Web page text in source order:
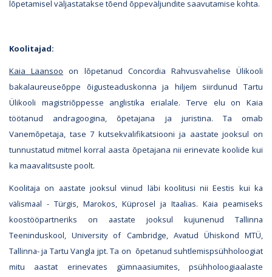
lõpetamisel väljastatakse tõend õppeväljundite saavutamise kohta.
Koolitajad:
Kaia Laansoo on lõpetanud Concordia Rahvusvahelise Ülikooli
bakalaureuseõppe õigusteaduskonna ja hiljem siirdunud Tartu
Ülikooli magistriõppesse anglistika erialale. Terve elu on Kaia
töötanud andragoogina, õpetajana ja juristina. Ta omab
Vanemõpetaja, tase 7 kutsekvalifikatsiooni ja aastate jooksul on
tunnustatud mitmel korral aasta õpetajana nii erinevate koolide kui
ka maavalitsuste poolt.
Koolitaja on aastate jooksul viinud läbi koolitusi nii Eestis kui ka
välismaal - Türgis, Marokos, Küprosel ja Itaalias. Kaia peamiseks
koostööpartneriks on aastate jooksul kujunenud Tallinna
Teeninduskool, University of Cambridge, Avatud Ühiskond MTÜ,
Tallinna- ja Tartu Vangla jpt. Ta on õpetanud suhtlemispsühholoogiat
mitu aastat erinevates gümnaasiumites, psühholoogiaalaste